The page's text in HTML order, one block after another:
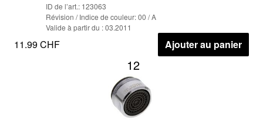
ID de l’art.: 123063
Révision / Indice de couleur: 00 / A
Valide à partir du : 03.2011
11.99 CHF Ajouter au panier
12